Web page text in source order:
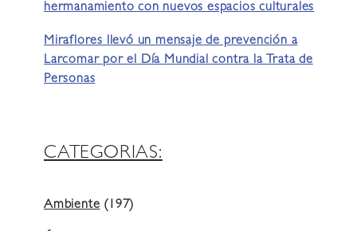
hermanamiento con nuevos espacios culturales
Miraflores llevó un mensaje de prevención a
Larcomar por el Día Mundial contra la Trata de
Personas
CATEGORIAS:
Ambiente(197)